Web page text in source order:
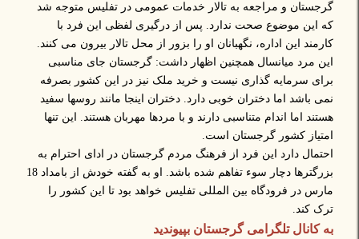
گرجستان و مراجعه به تالار خدمات عمومی در تفلیس متوجه شد
که این موضوع صحت ندارد. پس از درگیری لفظی این فرد با
کارمند این اداره، نگهبانان او را بزور از محل تالار بیرون می کنند.
این مرد میانسال همچنین اظهار داشت: گرجستان جای مناسبی
برای سرمایه گذاری نیست و خرید ملک نیز در این کشور بصرفه
نمی باشد اما دختران خوبی دارد. دختران اینجا مانند روسها سفید
هستند اما اندام متناسبی دارند و با مردها مهربان هستند. این تنها
امتیاز کشور گرجستان است.
احتمال دارد این فرد از فرهنگ مردم گرجستان در ادای احترام به
بزرگترها دچار سوء تفاهم شده باشد. او به گفته خودش از بامداد 18
مارس در فرودگاه بین المللی تفلیس خواهد بود تا این کشور را
ترک کند.
به کانال تلگرامی گرجستان بپیوندید